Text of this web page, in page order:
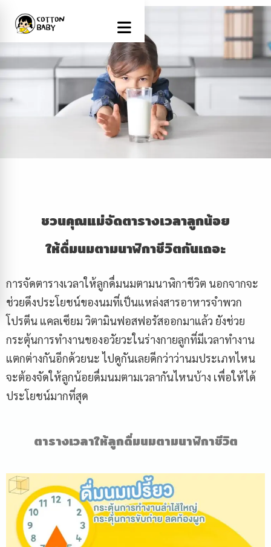
ชวนคุณแม่จัดตารางเวลาลูกน้อย
ให้ดื่มนมตามนาฬิกาชีวิตกันเถอะ
การจัดตารางเวลาให้ลูกดื่มนมตามนาฬิกาชีวิต นอกจากจะ
ช่วยดึงประโยชน์ของนมที่เป็นแหล่งสารอาหารจำพวก
โปรตีน แคลเซียม วิตามินฟอสฟอรัสออกมาแล้ว ยังช่วย
กระตุ้นการทำงานของอวัยวะในร่างกายลูกที่มีเวลาทำงาน
แตกต่างกันอีกด้วยนะ ไปดูกันเลยดีกว่าว่านมประเภทไหน
จะต้องจัดให้ลูกน้อยดื่มนมตามเวลากันไหนบ้าง เพื่อให้ได้
ประโยชน์มากที่สุด
ตารางเวลาให้ลูกดื่มนมตามนาฬิกาชีวิต